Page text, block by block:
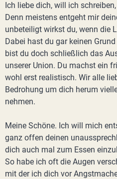
Ich liebe dich, will ich
Denn meistens entgeht mir
unbeteiligt wirkst du, wenn die
Dabei hast du gar keinen
bist du doch schließlich das
unserer Union. Du machst ein
wohl erst realistisch. Wir alle
Bedrohung um dich herum
nehmen.
Meine Schöne. Ich will mich
ganz offen deinen
dich auch mal zum Essen
So habe ich oft die Augen
mit der ich dich vor